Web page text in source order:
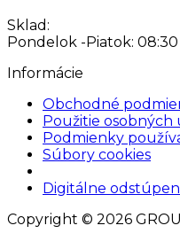
Sklad:
Pondelok -Piatok: 08:30
Informácie
Obchodné
Použitie osobných
Podmienky
Súbory cookies
Digitálne
Copyright © 2026